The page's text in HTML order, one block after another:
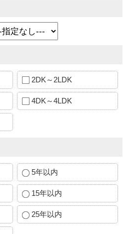
2DK～2LDK
4DK～4LDK
5年以内
15年以内
25年以内